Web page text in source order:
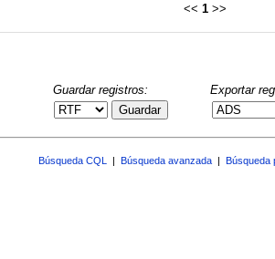
<< 1 >>
Guardar registros:
Guardar
Exportar
Búsqueda CQL Búsqueda avanzada Búsqueda